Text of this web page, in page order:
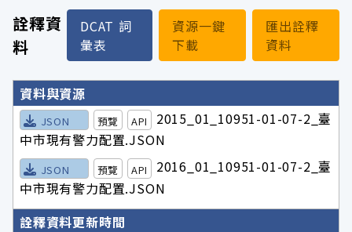
詮釋資
料
DCAT 詞
彙表
資源一鍵
下載
匯出詮釋
資料
詮釋資料詳細內容
資料與資源
JSON 預覽 API
2015_01_10951-01-07-2_臺
中市現有警力配置.JSON
JSON 預覽 API
2016_01_10951-01-07-2_臺
中市現有警力配置.JSON
詮釋資料更新時間